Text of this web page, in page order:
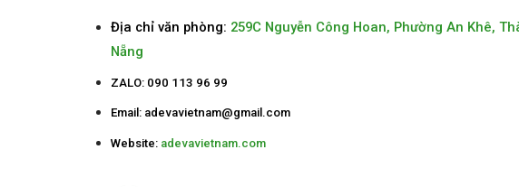
Địa chỉ văn phòng: 259C Nguyễn Công Hoan, Phường An Khê,
Nẵng
ZALO: 090 113 96 99
Email: adevavietnam@gmail.com
Website: adevavietnam.com